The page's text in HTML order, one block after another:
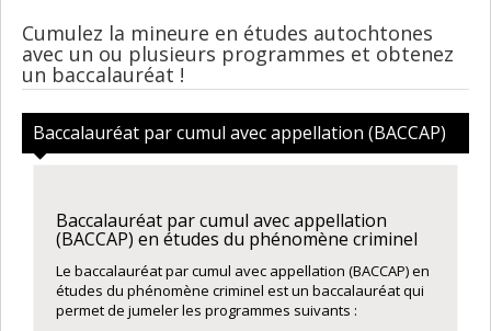
Cumulez la mineure en études autochtones
avec un ou plusieurs programmes et obtenez
un baccalauréat !
Baccalauréat par cumul avec appellation (BACCAP)
Baccalauréat par cumul avec appellation
(BACCAP) en études du phénomène criminel
Le baccalauréat par cumul avec appellation (BACCAP) en
études du phénomène criminel est un baccalauréat qui
permet de jumeler les programmes suivants :